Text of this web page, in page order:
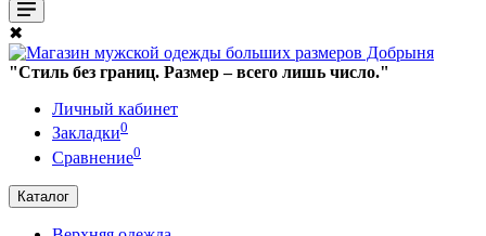
✖
"Стиль без границ. Размер – всего лишь число."
Личный кабинет
Закладки0
Сравнение0
Каталог